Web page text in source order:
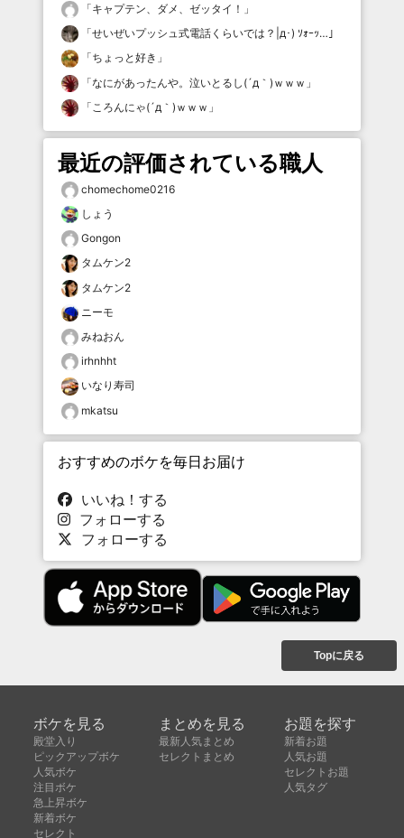
「キャプテン、ダメ、ゼッタイ！ 」
「せいぜいプッシュ式電話くらいでは？|д･) ｿｫｰｯ… 」
「ちょっと好き 」
「なにがあったんや。泣いとるし(´д｀)ｗｗｗ 」
「 ころんにゃ(´д｀)ｗｗｗ 」
最近の評価されている職人
chomechome0216
しょう
Gongon
タムケン2
タムケン2
ニーモ
みねおん
irhnhht
いなり寿司
mkatsu
おすすめのボケを毎日お届け
いいね！する
フォローする
フォローする
Topに戻る
ボケを見る
殿堂入り
ピックアップボケ
人気ボケ
注目ボケ
急上昇ボケ
新着ボケ
セレクト
まとめを見る
最新人気まとめ
セレクトまとめ
お題を探す
新着お題
人気お題
セレクトお題
人気タグ